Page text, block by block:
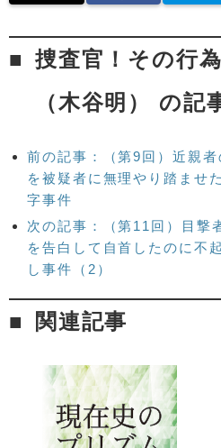
捜査官！その行
（木谷明） の記
前の記事：（第9回）近親
を被疑者に無理やり踏ませ
字事件
次の記事：（第11回）目撃
を告白して自首したのに不
し事件（2）
関連記事